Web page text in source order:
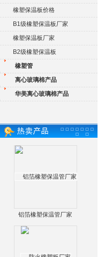
橡塑保温板价格
B1级橡塑保温板厂家
橡塑保温板厂家
B2级橡塑保温板
橡塑管
离心玻璃棉产品
华美离心玻璃棉产品
铝箔橡塑保温管厂家